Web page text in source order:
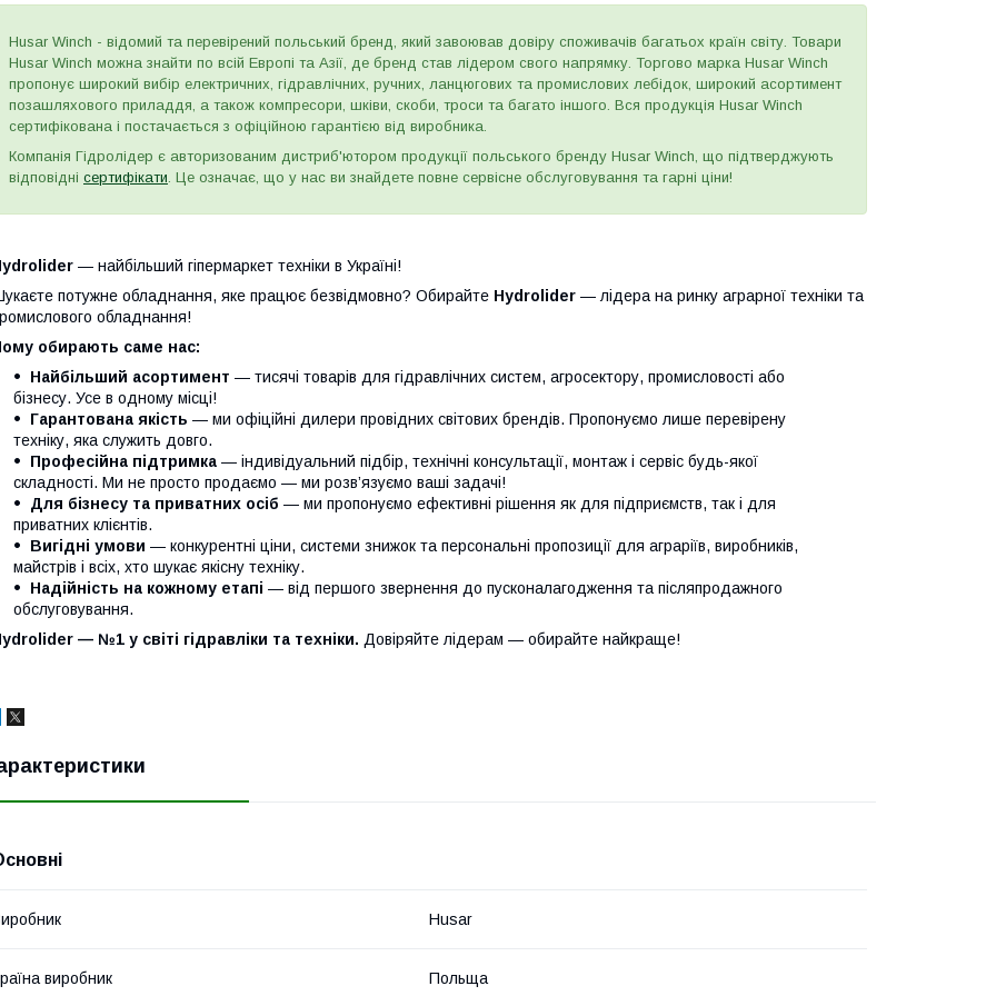
Husar Winch - відомий та перевірений польський бренд, який завоював довіру споживачів багатьох країн світу. Товари
Husar Winch можна знайти по всій Европі та Азії, де бренд став лідером свого напрямку. Торгово марка Husar Winch
пропонує широкий вибір електричних, гідравлічних, ручних, ланцюгових та промислових лебідок, широкий асортимент
позашляхового приладдя, а також компресори, шківи, скоби, троси та багато іншого. Вся продукція Husar Winch
сертифікована і постачається з офіційною гарантією від виробника.
Компанія Гідролідер є авторизованим дистриб'ютором продукції польського бренду Husar Winch, що підтверджують
відповідні сертифікати . Це означає, що у нас ви знайдете повне сервісне обслуговування та гарні ціни!
— найбільший гіпермаркет техніки в Україні!
потужне обладнання, яке працює безвідмовно? Обирайте Hydrolider — лідера на ринку аграрної техніки та
обладнання!
обирають саме нас:
Найбільший асортимент — тисячі товарів для гідравлічних систем, агросектору, промисловості або
бізнесу. Усе в одному місці!
Гарантована якість — ми офіційні дилери провідних світових брендів. Пропонуємо лише перевірену
техніку, яка служить довго.
Професійна підтримка — індивідуальний підбір, технічні консультації, монтаж і сервіс будь-якої
складності. Ми не просто продаємо — ми розв’язуємо ваші задачі!
Для бізнесу та приватних осіб — ми пропонуємо ефективні рішення як для підприємств, так і для
приватних клієнтів.
Вигідні умови — конкурентні ціни, системи знижок та персональні пропозиції для аграріїв, виробників,
майстрів і всіх, хто шукає якісну техніку.
Надійність на кожному етапі — від першого звернення до пусконалагодження та післяпродажного
обслуговування.
— №1 у світі гідравліки та техніки. Довіряйте лідерам — обирайте найкраще!
Husar
виробник Польща